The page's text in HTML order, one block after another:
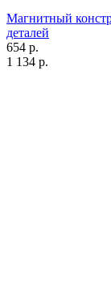
Магнитный
деталей
654 р.
1 134 р.